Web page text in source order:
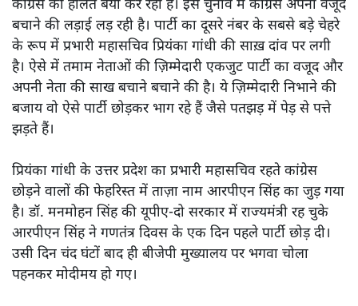
कांग्रेस की हालत बयां कर रहा है। इस चुनाव में कांग्रेस अपना वजूद
बचाने की लड़ाई लड़ रही है। पार्टी का दूसरे नंबर के सबसे बड़े चेहरे
के रूप में प्रभारी महासचिव प्रियंका गांधी की साख़ दांव पर लगी
है। ऐसे में तमाम नेताओं की ज़िम्मेदारी एकजुट पार्टी का वजूद और
अपनी नेता की साख बचाने बचाने की है। ये ज़िम्मेदारी निभाने की
बजाय वो ऐसे पार्टी छोड़कर भाग रहे हैं जैसे पतझड़ में पेड़ से पत्ते
झड़ते हैं।
प्रियंका गांधी के उत्तर प्रदेश का प्रभारी महासचिव रहते कांग्रेस
छोड़ने वालों की फेहरिस्त में ताज़ा नाम आरपीएन सिंह का जुड़ गया
है। डॉ. मनमोहन सिंह की यूपीए-दो सरकार में राज्यमंत्री रह चुके
आरपीएन सिंह ने गणतंत्र दिवस के एक दिन पहले पार्टी छोड़ दी।
उसी दिन चंद घंटों बाद ही बीजेपी मुख्यालय पर भगवा चोला
पहनकर मोदीमय हो गए।